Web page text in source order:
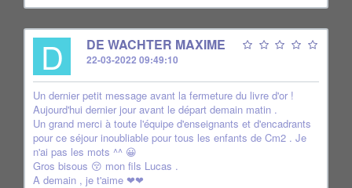
D DE WACHTER MAXIME
22-03-2022 09:49:10
Un dernier petit message avant la fermeture du livre d'or !
Aujourd'hui dernier jour avant le départ demain matin .
Un grand merci à toute l'équipe d'enseignants et d'encadrants
pour ce séjour inoubliable pour tous les enfants de Cm2 . Je
n'ai pas les mots ^^ 😀
Gros bisous 😚 mon fils Lucas .
A demain , je t'aime ❤❤